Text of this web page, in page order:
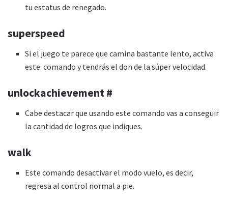
tu estatus de renegado.
superspeed
Si el juego te parece que camina bastante lento, activa
este comando y tendrás el don de la súper velocidad.
unlockachievement #
Cabe destacar que usando este comando vas a conseguir
la cantidad de logros que indiques.
walk
Este comando desactivar el modo vuelo, es decir,
regresa al control normal a pie.